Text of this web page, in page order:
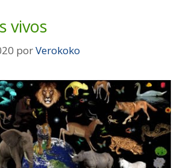
vivos
porVerokoko